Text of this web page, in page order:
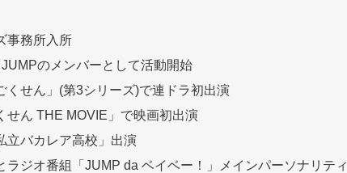
事務所入所
のメンバーとして活動開始
くせん」(第3シリーズ)で連ドラ初出演
せん THE MOVIE」で映画初出演
立バカレア高校」出演
ラジオ番組「JUMP da ベイベー！」メインパーソナリティ